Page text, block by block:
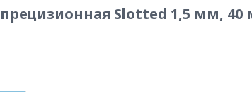
Slotted 1,5 мм, 40